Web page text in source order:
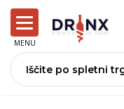
MENU